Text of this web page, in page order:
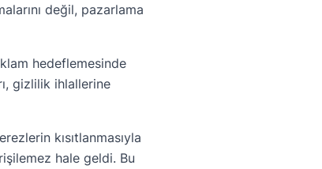
değil, pazarlama
hedeflemesinde
gizlilik ihlallerine
kısıtlanmasıyla
hale geldi. Bu